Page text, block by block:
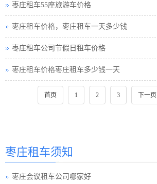
枣庄租车55座旅游车价格
枣庄租车价格，枣庄租车一天多少钱
枣庄租车公司节假日租车价格
枣庄租车价格枣庄租车多少钱一天
首页 1 2 3 下一页
枣庄租车须知
枣庄会议租车公司哪家好